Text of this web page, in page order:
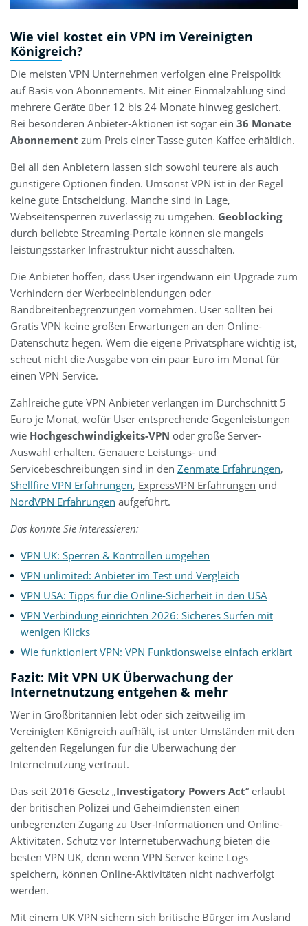
Wie viel kostet ein VPN im Vereinigten
Königreich?
Die meisten VPN Unternehmen verfolgen eine Preispolitk
auf Basis von Abonnements. Mit einer Einmalzahlung sind
mehrere Geräte über 12 bis 24 Monate hinweg gesichert.
Bei besonderen Anbieter-Aktionen ist sogar ein 36 Monate
Abonnement zum Preis einer Tasse guten Kaffee erhältlich.
Bei all den Anbietern lassen sich sowohl teurere als auch
günstigere Optionen finden. Umsonst VPN ist in der Regel
keine gute Entscheidung. Manche sind in Lage,
Webseitensperren zuverlässig zu umgehen. Geoblocking
durch beliebte Streaming-Portale können sie mangels
leistungsstarker Infrastruktur nicht ausschalten.
Die Anbieter hoffen, dass User irgendwann ein Upgrade zum
Verhindern der Werbeeinblendungen oder
Bandbreitenbegrenzungen vornehmen. User sollten bei
Gratis VPN keine großen Erwartungen an den Online-
Datenschutz hegen. Wem die eigene Privatsphäre wichtig ist,
scheut nicht die Ausgabe von ein paar Euro im Monat für
einen VPN Service.
Zahlreiche gute VPN Anbieter verlangen im Durchschnitt 5
Euro je Monat, wofür User entsprechende Gegenleistungen
wie Hochgeschwindigkeits-VPN oder große Server-
Auswahl erhalten. Genauere Leistungs- und
Servicebeschreibungen sind in den Zenmate Erfahrungen,
Shellfire VPN Erfahrungen, ExpressVPN Erfahrungen und
NordVPN Erfahrungen aufgeführt.
Das könnte Sie interessieren:
VPN UK: Sperren & Kontrollen umgehen
VPN unlimited: Anbieter im Test und Vergleich
VPN USA: Tipps für die Online-Sicherheit in den USA
VPN Verbindung einrichten 2026: Sicheres Surfen mit
wenigen Klicks
Wie funktioniert VPN: VPN Funktionsweise einfach erklärt
Fazit: Mit VPN UK Überwachung der
Internetnutzung entgehen & mehr
Wer in Großbritannien lebt oder sich zeitweilig im
Vereinigten Königreich aufhält, ist unter Umständen mit den
geltenden Regelungen für die Überwachung der
Internetnutzung vertraut.
Das seit 2016 Gesetz „Investigatory Powers Act“ erlaubt
der britischen Polizei und Geheimdiensten einen
unbegrenzten Zugang zu User-Informationen und Online-
Aktivitäten. Schutz vor Internetüberwachung bieten die
besten VPN UK, denn wenn VPN Server keine Logs
speichern, können Online-Aktivitäten nicht nachverfolgt
werden.
Mit einem UK VPN sichern sich britische Bürger im Ausland